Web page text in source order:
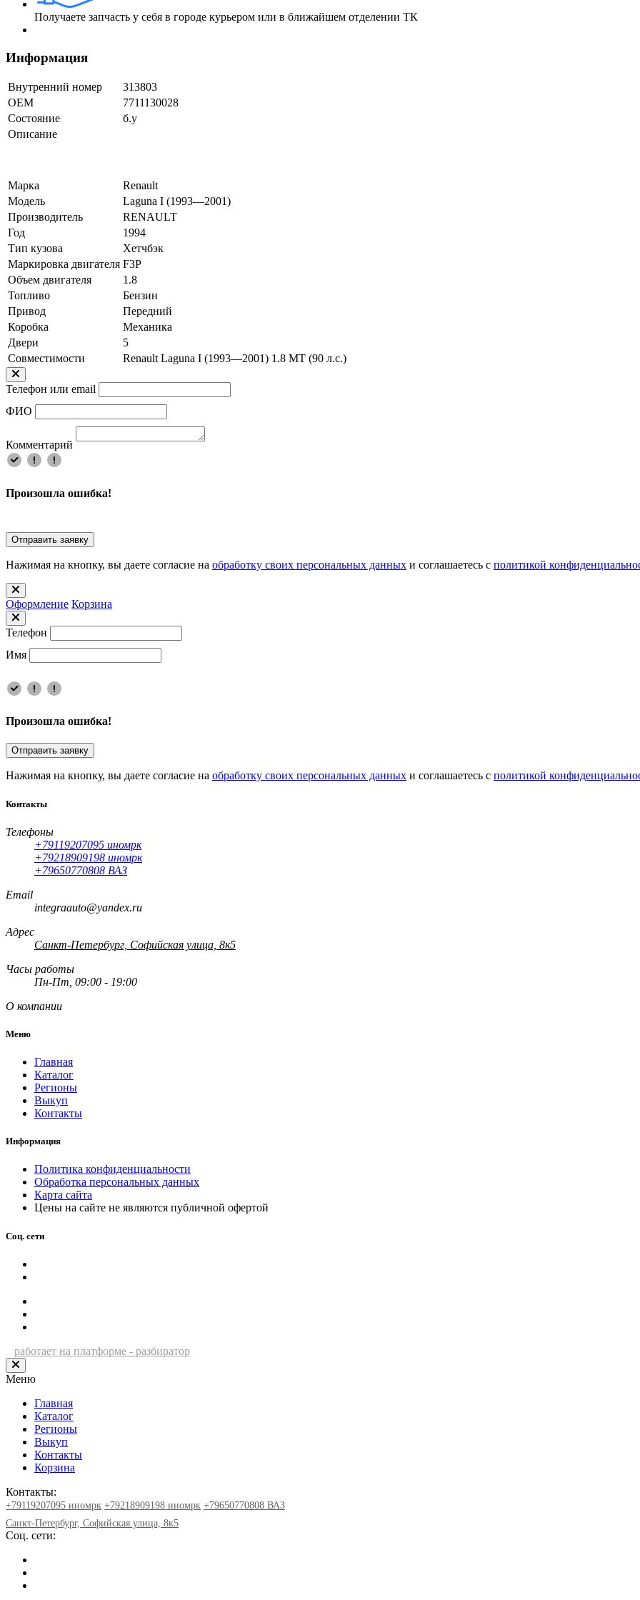
Получаете запчасть у себя в городе курьером или в ближайшем отделении ТК
Информация
Внутренний номер
313803
ОЕМ
7711130028
Состояние
б.у
Описание
Марка
Renault
Модель
Laguna I (1993—2001)
Производитель
RENAULT
Год
1994
Тип кузова
Хетчбэк
Маркировка двигателя F3P
Объем двигателя
1.8
Топливо
Бензин
Привод
Передний
Коробка
Механика
Двери
5
Совместимости
Renault Laguna I (1993—2001) 1.8 MT (90 л.с.)
Телефон или email
ФИО
Комментарий
Произошла ошибка!
Отправить заявку
Нажимая на кнопку, вы даете согласие на обработку своих персональных данных и соглашаетесь с политикой
Оформлениe Корзина
Телефон
Имя
Произошла ошибка!
Отправить заявку
Нажимая на кнопку, вы даете согласие на обработку своих персональных данных и соглашаетесь с политикой
Контакты
Телефоны
+79119207095 иномрк
+79218909198 иномрк
+79650770808 ВАЗ
Email
integraauto@yandex.ru
Адрес
Санкт-Петербург, Софийская улица, 8к5
Часы работы
Пн-Пт, 09:00 - 19:00
О компании
Меню
Главная
Каталог
Регионы
Выкуп
Контакты
Информация
Политика конфиденциальности
Обработка персональных данных
Карта сайта
Цены на сайте не являются публичной офертой
Соц. сети
работает на платформе - разбиратор
Меню
Главная
Каталог
Регионы
Выкуп
Контакты
Корзина
Контакты:
+79119207095 иномрк +79218909198 иномрк +79650770808 ВАЗ
Санкт-Петербург, Софийская улица, 8к5
Соц. сети: